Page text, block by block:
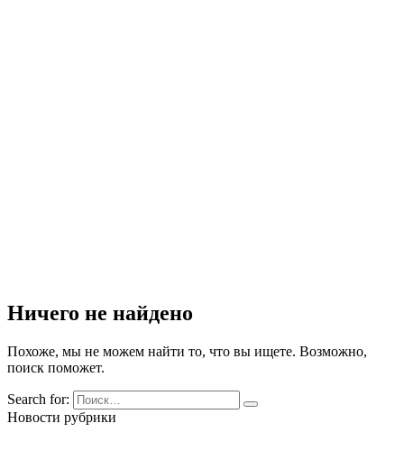
Ничего не найдено
Похоже, мы не можем найти то, что вы ищете. Возможно,
поиск поможет.
Search for:
Новости рубрики